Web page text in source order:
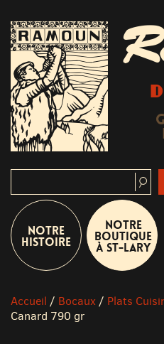
Notre
Histoire
Notre
boutique
à St-Lary
Accueil / Bocaux / Plats
Canard 790 gr